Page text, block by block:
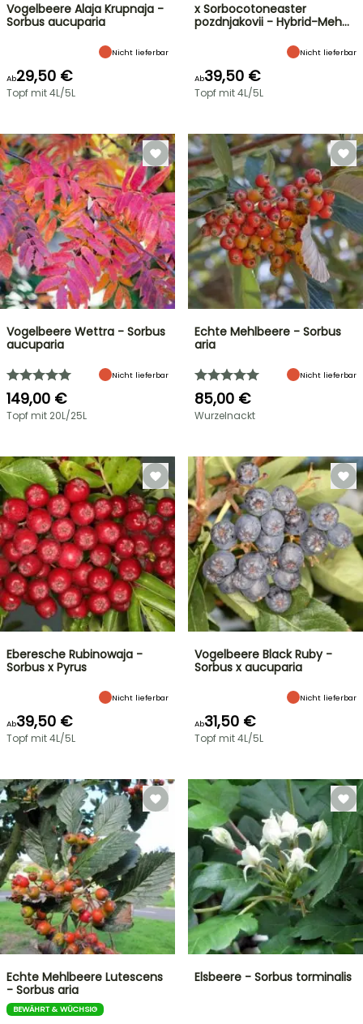
Vogelbeere Alaja Krupnaja -
Sorbus aucuparia
Nicht lieferbar
Ab29,50 €
Topf mit 4L/5L
x Sorbocotoneaster
pozdnjakovii - Hybrid-Meh…
Nicht lieferbar
Ab39,50 €
Topf mit 4L/5L
Vogelbeere Wettra - Sorbus
aucuparia
Nicht lieferbar
149,00 €
Topf mit 20L/25L
Echte Mehlbeere - Sorbus
aria
Nicht lieferbar
85,00 €
Wurzelnackt
Eberesche Rubinowaja -
Sorbus x Pyrus
Nicht lieferbar
Ab39,50 €
Topf mit 4L/5L
Vogelbeere Black Ruby -
Sorbus x aucuparia
Nicht lieferbar
Ab31,50 €
Topf mit 4L/5L
Echte Mehlbeere Lutescens
- Sorbus aria
BEWÄHRT & WÜCHSIG
Elsbeere - Sorbus torminalis